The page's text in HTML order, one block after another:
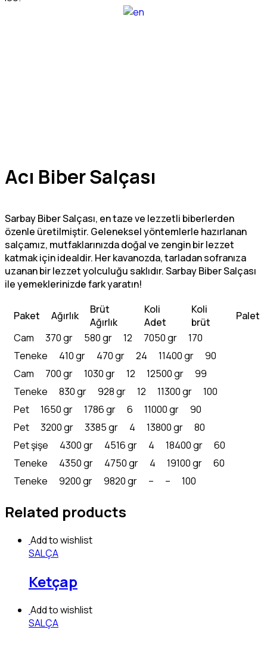
Acı Biber Salçası
Sarbay Biber Salçası, en taze ve lezzetli biberlerden
özenle üretilmiştir. Geleneksel yöntemlerle hazırlanan
salçamız, mutfaklarınızda doğal ve zengin bir lezzet
katmak için idealdir. Her kavanozda, tarladan sofranıza
uzanan bir lezzet yolculuğu saklıdır. Sarbay Biber Salçası
ile yemeklerinizde fark yaratın!
Paket Ağırlık
Brüt
Ağırlık
Koli
Adet
Koli
brüt
Palet
Cam
370 gr 580 gr 12 7050 gr
170
Teneke
410 gr 470 gr 24 11400 gr
90
Cam
700 gr 1030 gr 12 12500 gr
99
Teneke
830 gr 928 gr 12 11300 gr
100
Pet
1650 gr 1786 gr 6 11000 gr
90
Pet
3200 gr 3385 gr 4 13800 gr
80
Pet şişe
4300 gr 4516 gr 4 18400 gr
60
Teneke
4350 gr 4750 gr 4 19100 gr
60
Teneke
9200 gr 9820 gr – – 100
Related products
Add to wishlist
SALÇA
Ketçap
Add to wishlist
SALÇA